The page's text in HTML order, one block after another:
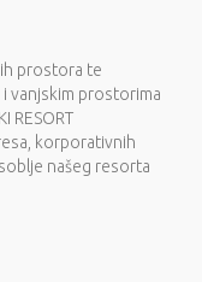
prostora te
vanjskim prostorima
RESORT
korporativnih
našeg resorta